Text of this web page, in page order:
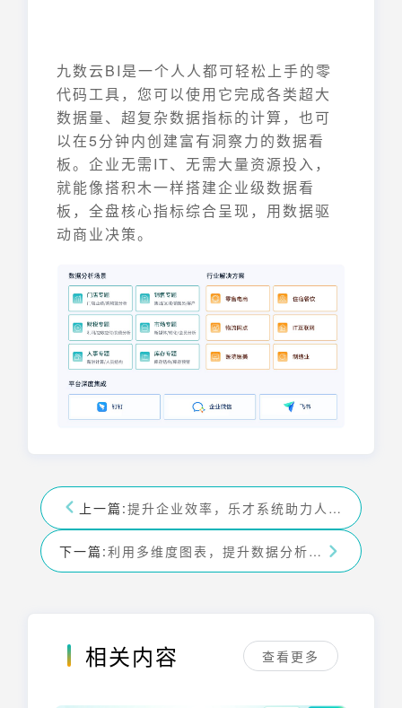
九数云BI是一个人人都可轻松上手的零
代码工具，您可以使用它完成各类超大
数据量、超复杂数据指标的计算，也可
以在5分钟内创建富有洞察力的数据看
板。企业无需IT、无需大量资源投入，
就能像搭积木一样搭建企业级数据看
板，全盘核心指标综合呈现，用数据驱
动商业决策。
上一篇: 提升企业效率，乐才系统助力人才管理数字化
下一篇: 利用多维度图表，提升数据分析和决策能力
相关内容 查看更多